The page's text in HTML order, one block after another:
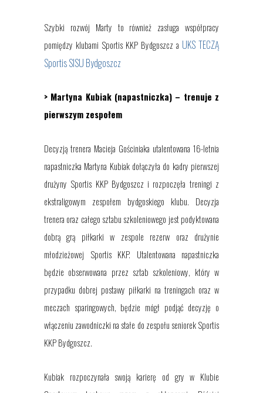
Szybki rozwój Marty to również zasługa współpracy
pomiędzy klubami Sportis KKP Bydgoszcz a UKS TECZĄ
Sportis SISU Bydgoszcz
> Martyna Kubiak (napastniczka) – trenuje z
pierwszym zespołem
Decyzją trenera Macieja Gościniaka utalentowana 16-letnia
napastniczka Martyna Kubiak dołączyła do kadry pierwszej
drużyny Sportis KKP Bydgoszcz i rozpoczęła treningi z
ekstraligowym zespołem bydgoskiego klubu. Decyzja
trenera oraz całego sztabu szkoleniowego jest podyktowana
dobrą grą piłkarki w zespole rezerw oraz drużynie
młodzieżowej Sportis KKP. Utalentowana napastniczka
będzie obserwowana przez sztab szkoleniowy, który w
przypadku dobrej postawy piłkarki na treningach oraz w
meczach sparingowych, będzie mógł podjąć decyzję o
włączeniu zawodniczki na stałe do zespołu seniorek Sportis
KKP Bydgoszcz.
Kubiak rozpoczynała swoją karierę od gry w Klubie